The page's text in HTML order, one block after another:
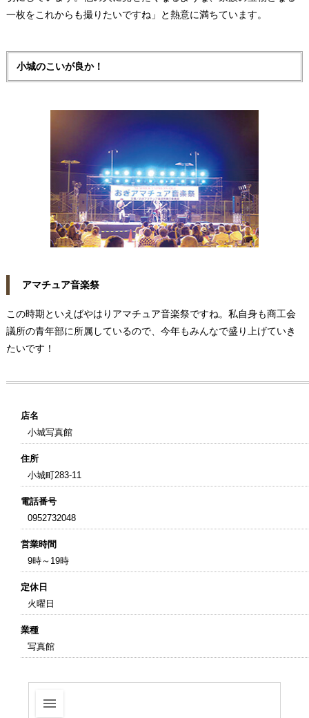
一枚をこれからも撮りたいですね」と熱意に満ちています。
小城のこいが良か！
アマチュア音楽祭
この時期といえばやはりアマチュア音楽祭ですね。私自身も商工会
議所の青年部に所属しているので、今年もみんなで盛り上げていき
たいです！
店名
小城写真館
住所
小城町283-11
電話番号
0952732048
営業時間
9時～19時
定休日
火曜日
業種
写真館